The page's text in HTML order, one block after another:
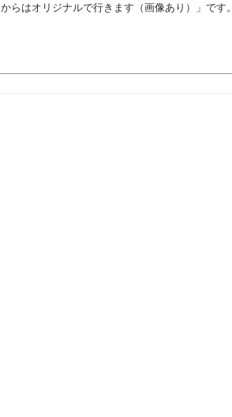
からはオリジナルで行きます（画像あり）」です。